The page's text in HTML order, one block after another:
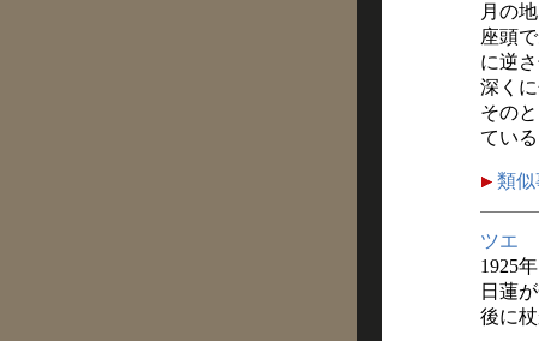
月の
座頭
に逆
深く
その
ている
類似
ツエ
1925
日蓮
後に